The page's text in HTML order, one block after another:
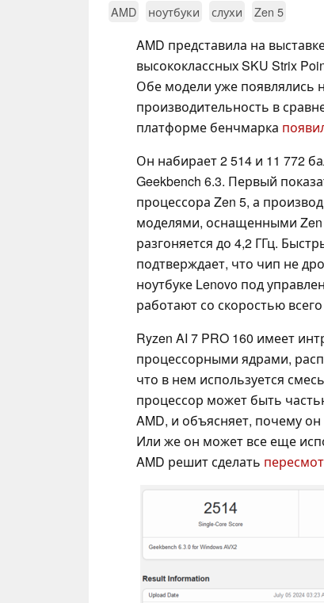
AMD ноутбуки слухи Zen 5
AMD представила на
высококлассных SKU Strix
Обе модели уже появлялись
производительность в
платформе бенчмарка
Он набирает 2 514 и 11 772
Geekbench 6.3. Первый
процессора Zen 5, а
моделями, оснащенными Zen
разгоняется до 4,2 ГГц.
подтверждает, что чип не
ноутбуке Lenovo под
работают со скоростью
Ryzen AI 7 PRO 160 имеет
процессорными ядрами,
что в нем используется
процессор может быть
AMD, и объясняет, почему он
Или же он может все еще
AMD решит сделать